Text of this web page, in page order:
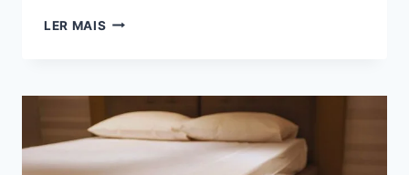
LER MAIS MEDIDAS
DOS
6
TAMANHOS